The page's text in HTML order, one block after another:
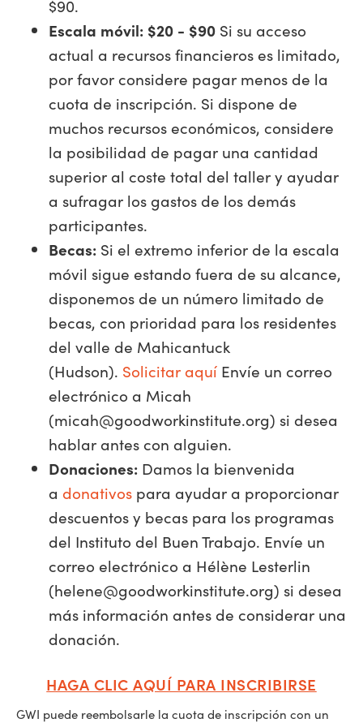
$90.
Escala móvil: $20 - $90 Si su acceso
actual a recursos financieros es limitado,
por favor considere pagar menos de la
cuota de inscripción. Si dispone de
muchos recursos económicos, considere
la posibilidad de pagar una cantidad
superior al coste total del taller y ayudar
a sufragar los gastos de los demás
participantes.
Becas: Si el extremo inferior de la escala
móvil sigue estando fuera de su alcance,
disponemos de un número limitado de
becas, con prioridad para los residentes
del valle de Mahicantuck
(Hudson). Solicitar aquí Envíe un correo
electrónico a Micah
(micah@goodworkinstitute.org) si desea
hablar antes con alguien.
Donaciones: Damos la bienvenida
a donativos para ayudar a proporcionar
descuentos y becas para los programas
del Instituto del Buen Trabajo. Envíe un
correo electrónico a Hélène Lesterlin
(helene@goodworkinstitute.org) si desea
más información antes de considerar una
donación.
HAGA CLIC AQUÍ PARA INSCRIBIRSE
GWI puede reembolsarle la cuota de inscripción con un